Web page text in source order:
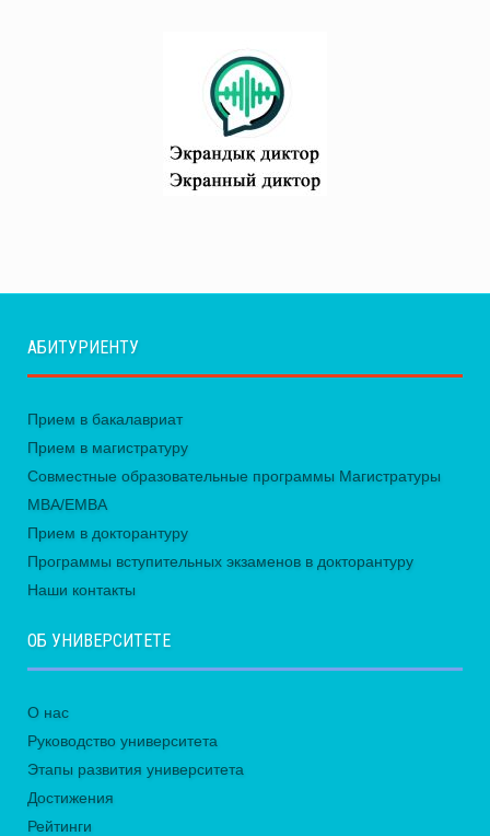
АБИТУРИЕНТУ
Прием в бакалавриат
Прием в магистратуру
Совместные образовательные программы Магистратуры
MBA/EMBA
Прием в докторантуру
Программы вступительных экзаменов в докторантуру
Наши контакты
ОБ УНИВЕРСИТЕТЕ
О нас
Руководство университета
Этапы развития университета
Достижения
Рейтинги